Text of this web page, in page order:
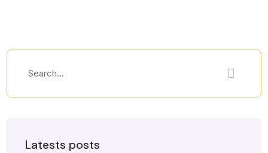
Latests posts